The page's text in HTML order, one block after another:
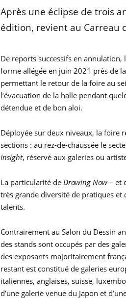
Après une éclipse de trois
édition, revient au Carreau
De reports successifs en
forme allégée en juin 2021 près de
permettant le retour de la foire au
l’évacuation de la halle pendant
détendue et de bon aloi.
Déployée sur deux niveaux, la foire
sections : au rez-de-chaussée le
Insight, réservé aux galeries ou
La particularité de Drawing Now – et
très grande diversité de pratiques
talents.
Contrairement au Salon du Dessin
des stands sont occupés par des
des exposants majoritairement
restant est constitué de galeries
italiennes, anglaises, suisse,
d’une galerie venue du Japon et